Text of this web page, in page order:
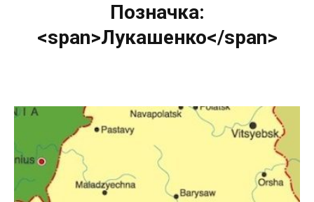
Позначка:
<span>Лукашенко</span>